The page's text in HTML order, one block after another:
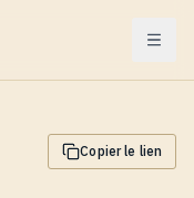
Menu
Copier le lien